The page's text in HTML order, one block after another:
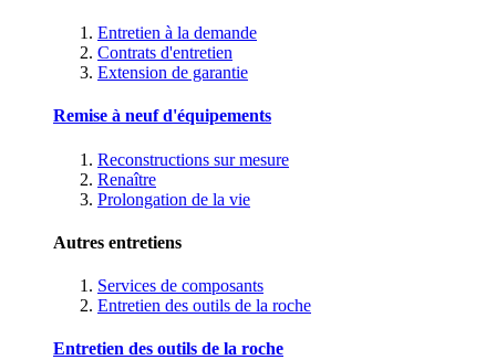
Entretien à la demande
Contrats d'entretien
Extension de garantie
Remise à neuf d'équipements
Reconstructions sur mesure
Renaître
Prolongation de la vie
Autres entretiens
Services de composants
Entretien des outils de la roche
Entretien des outils de la roche